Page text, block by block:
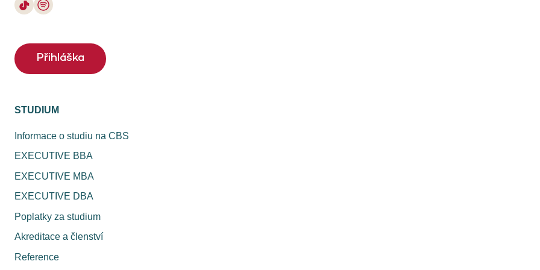
STUDIUM
Informace o studiu na CBS
EXECUTIVE BBA
EXECUTIVE MBA
EXECUTIVE DBA
Poplatky za studium
Akreditace a členství
Reference
Přihláška